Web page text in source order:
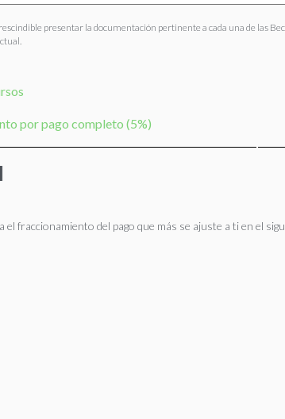
presentar la documentación pertinente a cada una de las
por pago completo (5%)
el fraccionamiento del pago que más se ajuste a ti en el